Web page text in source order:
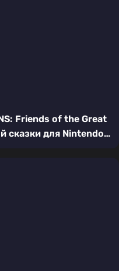
Friends of the Great
сказки для Nintendo